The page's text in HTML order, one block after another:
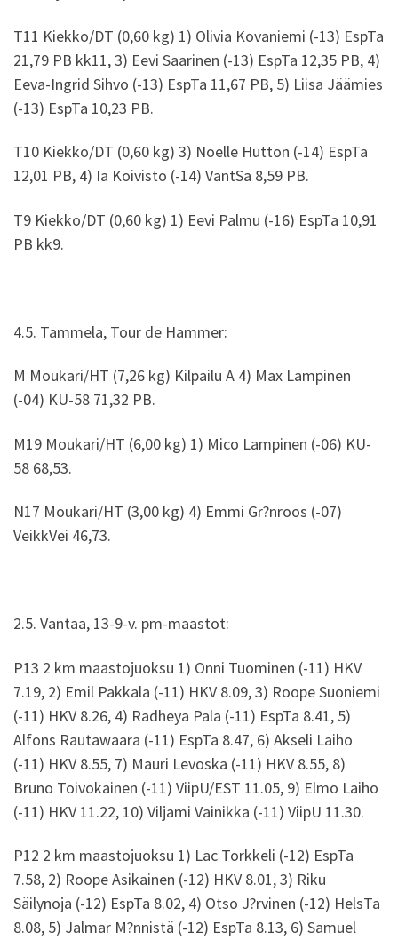
T11 Kiekko/DT (0,60 kg) 1) Olivia Kovaniemi (-13) EspTa
21,79 PB kk11, 3) Eevi Saarinen (-13) EspTa 12,35 PB, 4)
Eeva-Ingrid Sihvo (-13) EspTa 11,67 PB, 5) Liisa Jäämies
(-13) EspTa 10,23 PB.
T10 Kiekko/DT (0,60 kg) 3) Noelle Hutton (-14) EspTa
12,01 PB, 4) Ia Koivisto (-14) VantSa 8,59 PB.
T9 Kiekko/DT (0,60 kg) 1) Eevi Palmu (-16) EspTa 10,91
PB kk9.
4.5. Tammela, Tour de Hammer:
M Moukari/HT (7,26 kg) Kilpailu A 4) Max Lampinen
(-04) KU-58 71,32 PB.
M19 Moukari/HT (6,00 kg) 1) Mico Lampinen (-06) KU-
58 68,53.
N17 Moukari/HT (3,00 kg) 4) Emmi Gr?nroos (-07)
VeikkVei 46,73.
2.5. Vantaa, 13-9-v. pm-maastot:
P13 2 km maastojuoksu 1) Onni Tuominen (-11) HKV
7.19, 2) Emil Pakkala (-11) HKV 8.09, 3) Roope Suoniemi
(-11) HKV 8.26, 4) Radheya Pala (-11) EspTa 8.41, 5)
Alfons Rautawaara (-11) EspTa 8.47, 6) Akseli Laiho
(-11) HKV 8.55, 7) Mauri Levoska (-11) HKV 8.55, 8)
Bruno Toivokainen (-11) ViipU/EST 11.05, 9) Elmo Laiho
(-11) HKV 11.22, 10) Viljami Vainikka (-11) ViipU 11.30.
P12 2 km maastojuoksu 1) Lac Torkkeli (-12) EspTa
7.58, 2) Roope Asikainen (-12) HKV 8.01, 3) Riku
Säilynoja (-12) EspTa 8.02, 4) Otso J?rvinen (-12) HelsTa
8.08, 5) Jalmar M?nnistä (-12) EspTa 8.13, 6) Samuel